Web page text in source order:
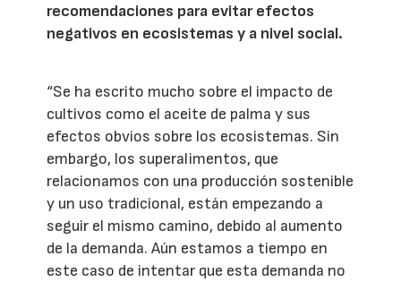
recomendaciones para evitar efectos
negativos en ecosistemas y a nivel social.
“Se ha escrito mucho sobre el impacto de
cultivos como el aceite de palma y sus
efectos obvios sobre los ecosistemas. Sin
embargo, los superalimentos, que
relacionamos con una producción sostenible
y un uso tradicional, están empezando a
seguir el mismo camino, debido al aumento
de la demanda. Aún estamos a tiempo en
este caso de intentar que esta demanda no